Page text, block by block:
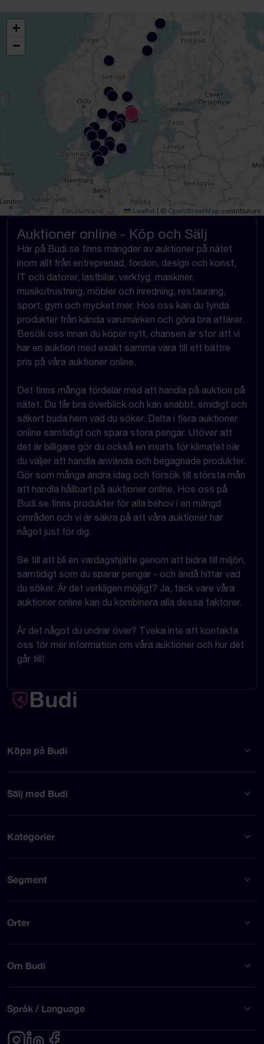
+
−
Leaflet © OpenStreetMap contributors
Auktioner online - Köp och Sälj
Här på Budi.se finns mängder av auktioner på nätet
inom allt från entreprenad, fordon, design och konst,
IT och datorer, lastbilar, verktyg, maskiner,
musikutrustning, möbler och inredning, restaurang,
sport, gym och mycket mer. Hos oss kan du fynda
produkter från kända varumärken och göra bra affärer.
Besök oss innan du köper nytt, chansen är stor att vi
har en auktion med exakt samma vara till ett bättre
pris på våra auktioner online.
Det finns många fördelar med att handla på auktion på
nätet. Du får bra överblick och kan snabbt, smidigt och
säkert buda hem vad du söker. Delta i flera auktioner
online samtidigt och spara stora pengar. Utöver att
det är billigare gör du också en insats för klimatet när
du väljer att handla använda och begagnade produkter.
Gör som många andra idag och försök till största mån
att handla hållbart på auktioner online. Hos oss på
Budi.se finns produkter för alla behov i en mängd
områden och vi är säkra på att våra auktioner har
något just för dig.
Se till att bli en vardagshjälte genom att bidra till miljön,
samtidigt som du sparar pengar - och ändå hittar vad
du söker. Är det verkligen möjligt? Ja, tack vare våra
auktioner online kan du kombinera alla dessa faktorer.
Är det något du undrar över? Tveka inte att kontakta
oss för mer information om våra auktioner och hur det
går till!
Köpa på Budi
Sälj med Budi
Kategorier
Segment
Orter
Om Budi
Språk / Language